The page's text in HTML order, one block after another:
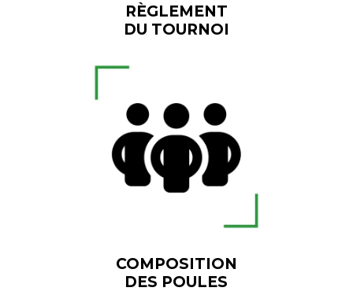
RÈGLEMENT
DU TOURNOI
COMPOSITION
DES POULES